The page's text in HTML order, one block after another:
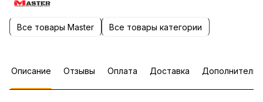
Все товары Master Все товары категории
Описание Отзывы Оплата Доставка